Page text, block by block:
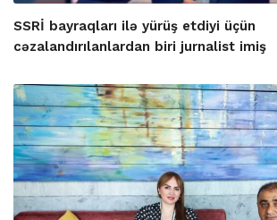
SSRİ bayraqları ilə yürüş etdiyi üçün
cəzalandırılanlardan biri jurnalist imiş